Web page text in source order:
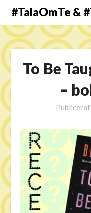
#TalaOmTe &
To Be
–
Publicerat